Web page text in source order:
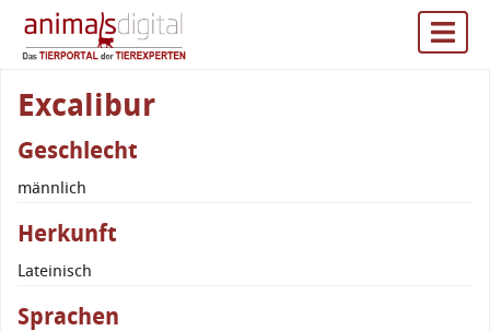
Excalibur
Geschlecht
männlich
Herkunft
Lateinisch
Sprachen